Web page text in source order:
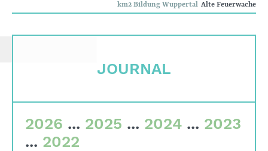
km2 Bildung Wuppertal Alte Feuerwache
JOURNAL
2026 ... 2025 ... 2024 ... 2023
... 2022
Wer wir sind
Corporate Governance
Team
Finanzdaten